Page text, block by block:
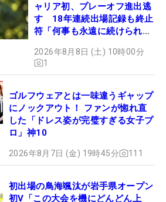
ャリア初、プレーオフ進出逃
す 18年連続出場記録も終止
符「何事も永遠に続けられな
2026年8月8日 (土) 10時00分
1
ゴルフウェアとは一味違うギャップ
にノックアウト！ ファンが惚れ直
した「ドレス姿が完璧すぎる女子プ
ロ」神10
2026年8月7日 (金) 19時45分 111
初出場の鳥海颯汰が岩手県オープン
初V「この大会を機にどんどん上